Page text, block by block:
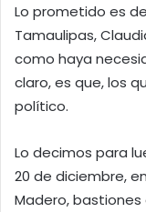
Lo prometido es
Tamaulipas,
como haya
claro, es que, los
político.
Lo decimos para
20 de diciembre,
Madero, bastiones